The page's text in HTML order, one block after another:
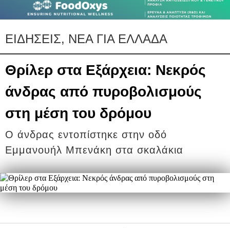
ΕΙΔΗΣΕΙΣ, ΝΕΑ ΓΙΑ ΕΛΛΑΔΑ
Θρίλερ στα Εξάρχεια: Νεκρός
άνδρας από πυροβολισμούς
στη μέση του δρόμου
Ο άνδρας εντοπίστηκε στην οδό
Εμμανουήλ Μπενάκη στα σκαλάκια